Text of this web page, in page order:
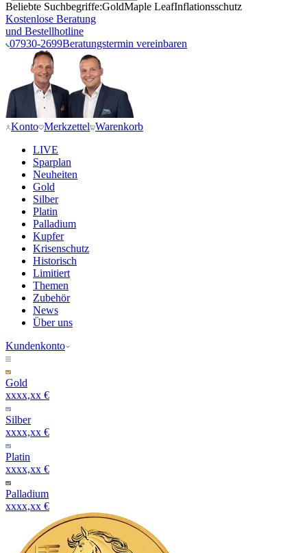
Beliebte Suchbegriffe:GoldMaple LeafInflationsschutz
Kostenlose Beratung
und Bestellhotline
07930-2699Beratungstermin vereinbaren
Konto Merkzettel Warenkorb
LIVE
Sparplan
Neuheiten
Gold
Silber
Platin
Palladium
Kupfer
Krisenschutz
Historisch
Limitiert
Themen
Zubehör
News
Über uns
Kundenkonto
Gold
xxxx,xx €
Silber
xxxx,xx €
Platin
xxxx,xx €
Palladium
xxxx,xx €